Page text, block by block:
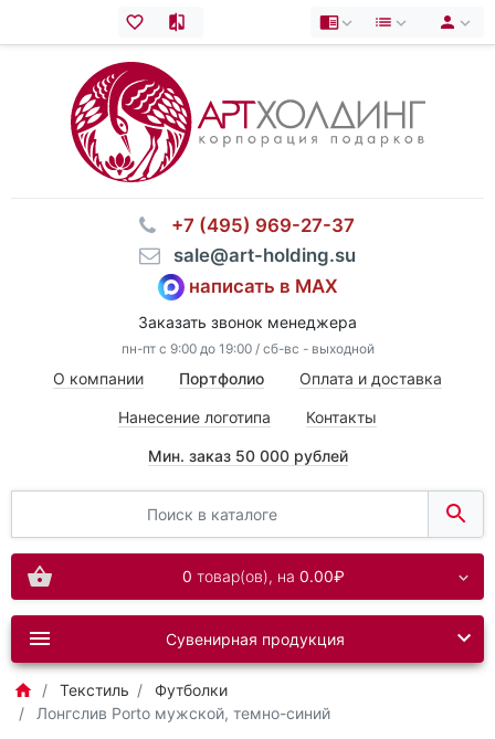
⠀+7 (495) 969-27-37
⠀sale@art-holding.su
написать в MAX
Заказать звонок менеджера
пн-пт с 9:00 до 19:00 / сб-вс - выходной
О компании Портфолио Оплата и доставка
Нанесение логотипа Контакты
Мин. заказ 50 000 рублей
0 товар(ов), на 0.00₽
Сувенирная продукция
Текстиль
Футболки
Лонгслив Porto мужской, темно-синий